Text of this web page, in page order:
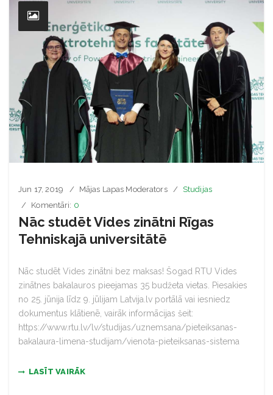
Jun 17, 2019 Mājas Lapas Moderators
Studijas
Komentāri: 0
Nāc studēt Vides zinātni Rīgas
Tehniskajā universitātē
Nāc studēt Vides zinātni bez maksas! Šogad RTU Vides
zinātnes bakalauros pieejamas 35 budžeta vietas. Piesakies
no 25. jūnija līdz 9. jūlijam Latvija.lv portālā vai iesniedz
dokumentus klātienē, vairāk informācijas šeit:
https://www.rtu.lv/lv/studijas/uznemsana/pieteiksanas-
bakalaura-limena-studijam/vienota-pieteiksanas-sistema
LASĪT VAIRĀK